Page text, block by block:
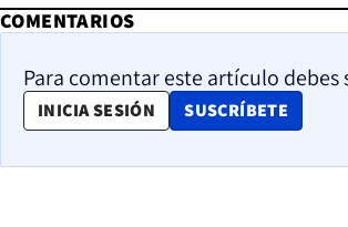
COMENTARIOS
Para comentar este artículo debes
INICIA SESIÓN SUSCRÍBETE
OPENS IN NEW